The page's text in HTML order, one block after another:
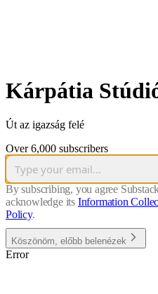
Kárpátia
Út az igazság felé
Over 6,000 subscribers
By subscribing, you agree
acknowledge its Information
Policy.
Köszönöm, előbb belenézek
Error